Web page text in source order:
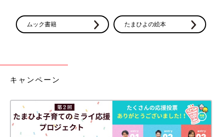
ムック書籍 たまひよの絵本
キャンペーン